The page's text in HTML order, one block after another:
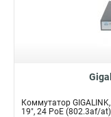
Коммутатор
19", 24 PoE (802.3af/